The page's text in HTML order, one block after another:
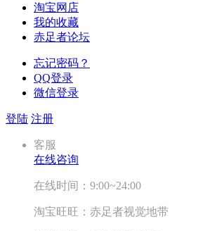
淘宝网店
我的收藏
赤足者论坛
忘记密码？
QQ登录
微信登录
登陆 注册
客服
在线咨询
在线时间：9:00~24:00
淘宝旺旺：赤足者视觉地带